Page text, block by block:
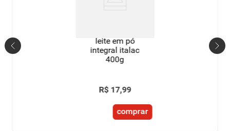
leite em pó
integral italac
400g
R$ 17,99
comprar